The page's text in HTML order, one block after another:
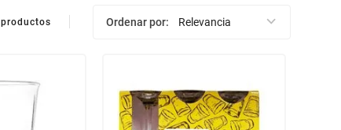
productos Ordenar por Relevancia